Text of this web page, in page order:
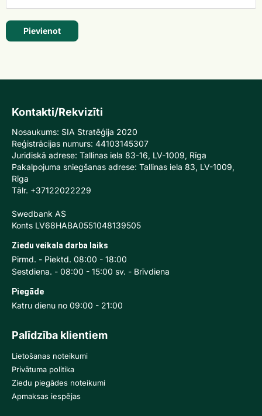
Pievienot
Kontakti/Rekvizīti
Nosaukums: SIA Stratēģija 2020
Reģistrācijas numurs: 44103145307
Juridiskā adrese: Tallinas iela 83-16, LV-1009, Rīga
Pakalpojuma sniegšanas adrese: Tallinas iela 83, LV-1009,
Rīga
Tālr. +37122022229
Swedbank AS
Konts LV68HABA0551048139505
Ziedu veikala darba laiks
Pirmd. - Piektd. 08:00 - 18:00
Sestdiena. - 08:00 - 15:00 sv. - Brīvdiena
Piegāde
Katru dienu no 09:00 - 21:00
Palīdzība klientiem
Lietošanas noteikumi
Privātuma politika
Ziedu piegādes noteikumi
Apmaksas iespējas